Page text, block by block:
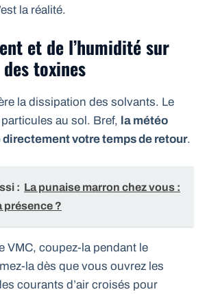
la réalité.
et de l’humidité sur
toxines
la dissipation des solvants. Le
au sol. Bref, la météo
votre temps de retour.
: La punaise marron chez vous :
présence ?
VMC, coupez-la pendant le
la dès que vous ouvrez les
courants d’air croisés pour